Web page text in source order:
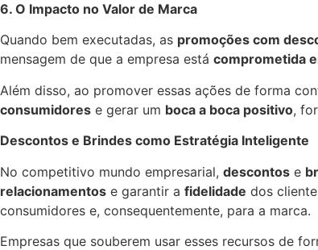
6. O Impacto no Valor de Marca
Quando bem executadas, as promoções com
mensagem de que a empresa está comprometida
Além disso, ao promover essas ações de forma
consumidores e gerar um boca a boca positivo,
Descontos e Brindes como Estratégia Inteligente
No competitivo mundo empresarial, descontos e
relacionamentos e garantir a fidelidade dos
consumidores e, consequentemente, para a marca.
Empresas que souberem usar esses recursos de